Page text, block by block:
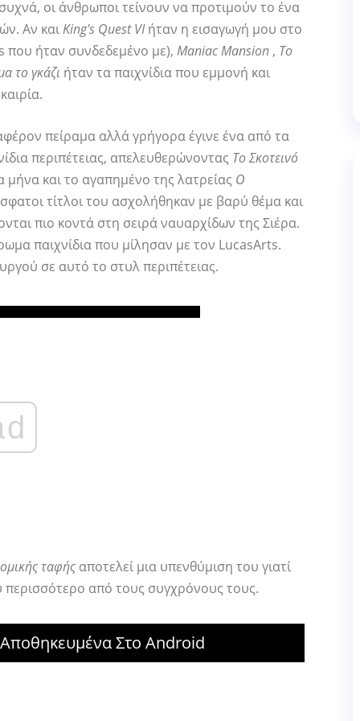
οι άνθρωποι τείνουν να προτιμούν το ένα
Αν καιKing's Quest VIήταν η εισαγωγή μου στο
που ήταν συνδεδεμένο με), Maniac Mansion , Το
το γκάζι ήταν τα παιχνίδια που εμμονή και
πείραμα αλλά γρήγορα έγινε ένα από τα
περιπέτειας, απελευθερώνοντας Το Σκοτεινό
μήνα και το αγαπημένο της λατρείας Ο
τίτλοι του ασχολήθηκαν με βαρύ θέμα και
πιο κοντά στη σειρά ναυαρχίδων της Σιέρα.
παιχνίδια που μίλησαν με τον LucasArts.
σε αυτό το στυλ περιπέτειας.
ταφής αποτελεί μια υπενθύμιση του γιατί
περισσότερο από τους συγχρόνους τους.
Στο Android